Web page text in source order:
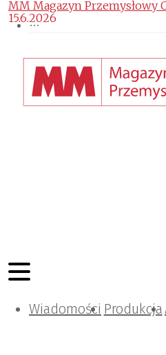
Wiadomości Produkcja
Projektowanie i
Zarządzanie i IT
Tematy specjalne
MM Magazyn Przemysłowy
15.6.2026